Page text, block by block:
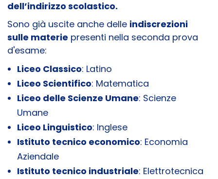
dell’indirizzo scolastico.
Sono già uscite anche delle indiscrezioni
sulle materie presenti nella seconda prova
d'esame:
Liceo Classico: Latino
Liceo Scientifico: Matematica
Liceo delle Scienze Umane: Scienze
Umane
Liceo Linguistico: Inglese
Istituto tecnico economico: Economia
Aziendale
Istituto tecnico industriale: Elettrotecnica